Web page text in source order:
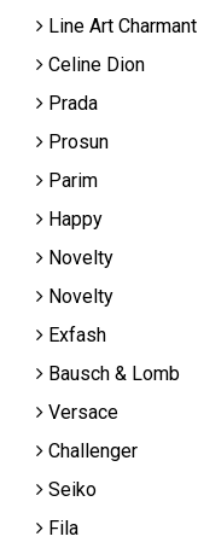
Line Art Charmant
Celine Dion
Prada
Prosun
Parim
Happy
Novelty
Novelty
Exfash
Bausch & Lomb
Versace
Challenger
Seiko
Fila